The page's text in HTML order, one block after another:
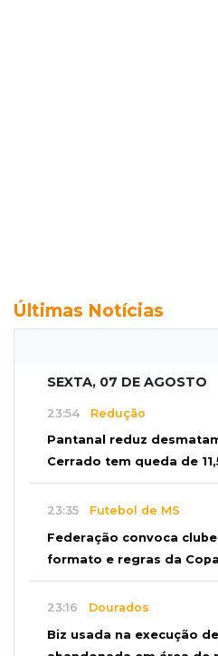
Últimas Notícias
SEXTA, 07 DE AGOSTO
23:54 Redução
Pantanal reduz
Cerrado tem queda de
23:35 Futebol de MS
Federação convoca
formato e regras da
23:16 Dourados
Biz usada na execução